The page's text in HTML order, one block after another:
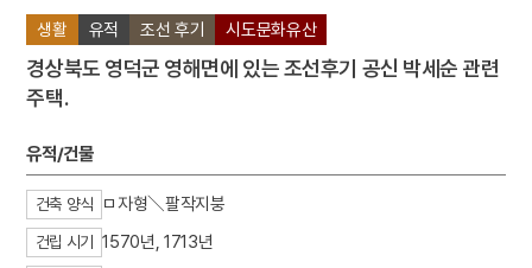
7
김원봉
8 노량해전
1 금성대군
세월호 참사
3
반야심경
생활 유적 조선 후기 시도문화유산
경상북도 영덕군 영해면에 있는 조선후기 공신 박세순 관련
주택.
유적/건물
건축 양식 ㅁ자형＼팔작지붕
건립 시기 1570년, 1713년